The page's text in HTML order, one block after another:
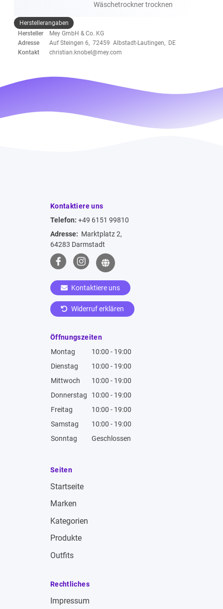
Wäschetrockner trocknen
Herstellerangaben
Hersteller
Mey GmbH & Co. KG
Adresse
Auf Steingen 6, 72459 Albstadt-Lautingen, DE
Kontakt
christian.knobel@mey.com
Kontaktiere uns
Telefon: +49 6151 99810
Adresse: Marktplatz 2,
64283 Darmstadt
Kontaktiere uns
Widerruf erklären
Öffnungszeiten
Montag
10:00 - 19:00
Dienstag
10:00 - 19:00
Mittwoch
10:00 - 19:00
Donnerstag
10:00 - 19:00
Freitag
10:00 - 19:00
Samstag
10:00 - 19:00
Sonntag
Geschlossen
Seiten
Startseite
Marken
Kategorien
Produkte
Outfits
Rechtliches
Impressum